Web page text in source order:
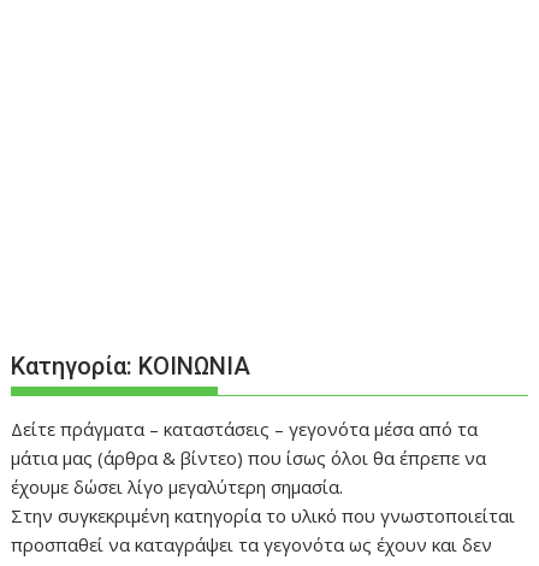
Κατηγορία: ΚΟΙΝΩΝΙΑ
Δείτε πράγματα – καταστάσεις – γεγονότα μέσα από τα
μάτια μας (άρθρα & βίντεο) που ίσως όλοι θα έπρεπε να
έχουμε δώσει λίγο μεγαλύτερη σημασία.
Στην συγκεκριμένη κατηγορία το υλικό που γνωστοποιείται
προσπαθεί να καταγράψει τα γεγονότα ως έχουν και δεν